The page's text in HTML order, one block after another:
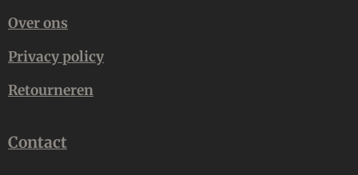
Over ons
Privacy policy
Retourneren
Contact